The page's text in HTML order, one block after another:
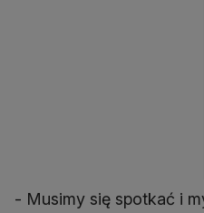
- Musimy się spotkać i